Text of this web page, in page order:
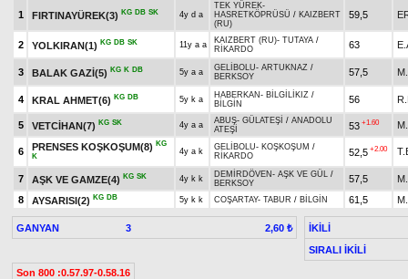
1 FIRTINAYÜREK(3) KG DB SK 4y d a
TEK YÜREK-
HASRETKÖPRÜSÜ / KAIZBERT
(RU)
59,5
2 YOLKIRAN(1) KG DB SK 11y a a KAIZBERT (RU)- TUTAYA /
RİKARDO
63
3 BALAK GAZİ(5) KG K DB 5y a a GELİBOLU- ARTUKNAZ /
BERKSOY
57,5
4 KRAL AHMET(6) KG DB 5y k a HABERKAN - BİLGİLİKIZ /
BİLGİN
56
5 VETCİHAN(7) KG SK 4y a a ABUŞ- GÜLATEŞİ / ANADOLU
ATEŞİ
53 +1.60
6 PRENSES KOŞKOŞUM(8) KG
K
4y a k GELİBOLU- KOŞKOŞUM /
RİKARDO
52,5 +2.00
7 AŞK VE GAMZE(4) KG SK 4y k k DEMİRDÖVEN - AŞK VE GÜL /
BERKSOY
57,5
8
AYSARISI(2) KG DB 5y k k COŞARTAY- TABUR / BİLGİN 61,5
GANYAN 3 2,60 ₺
İKİLİ
SIRALI İKİLİ
Son 800 :0.57.97-0.58.16